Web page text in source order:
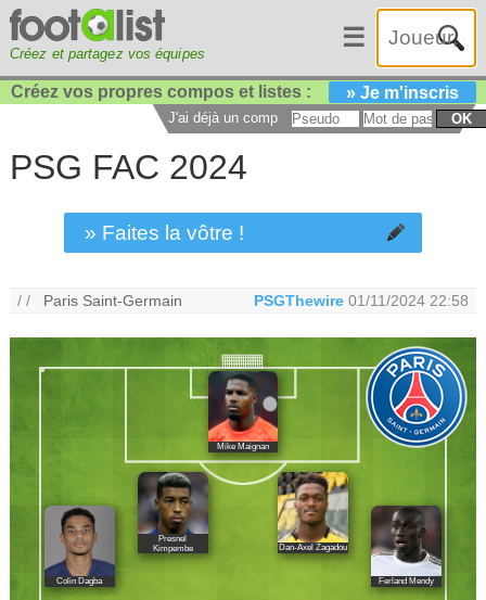
Créez et partagez vos équipes
☰
Créez vos propres compos et listes : » Je m'inscris
J'ai déjà un compte : OK
PSG FAC 2024
» Faites la vôtre !
/ / Paris Saint-Germain PSGThewire 01/11/2024 22:58
Mike Maignan
Colin Dagba
Presnel
Kimpembe
Dan-Axel Zagadou
Ferland Mendy